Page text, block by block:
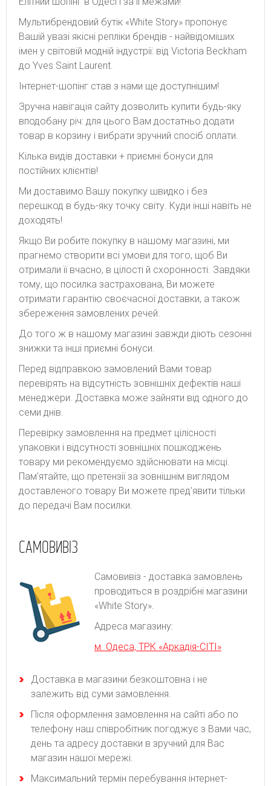
Мультибрендовий бутік «White Story» пропонує
Вашій увазі якісні репліки брендів - найвідоміших
імен у світовій модній індустрії: від Victoria Beckham
до Yves Saint Laurent.
Інтернет-шопінг став з нами ще доступнішим!
Зручна навігація сайту дозволить купити будь-яку
вподобану річ: для цього Вам достатньо додати
товар в корзину і вибрати зручний спосіб оплати.
Кілька видів доставки + приємні бонуси для
постійних клієнтів!
Ми доставимо Вашу покупку швидко і без
перешкод в будь-яку точку світу. Куди інші навіть не
доходять!
Якщо Ви робите покупку в нашому магазині, ми
прагнемо створити всі умови для того, щоб Ви
отримали її вчасно, в цілості й схоронності. Завдяки
тому, що посилка застрахована, Ви можете
отримати гарантію своєчасної доставки, а також
збереження замовлених речей.
До того ж в нашому магазині завжди діють сезонні
знижки та інші приємні бонуси.
Перед відправкою замовлений Вами товар
перевірять на відсутність зовнішніх дефектів наші
менеджери. Доставка може зайняти від одного до
семи днів.
Перевірку замовлення на предмет цілісності
упаковки і відсутності зовнішніх пошкоджень
товару ми рекомендуємо здійснювати на місці.
Пам'ятайте, що претензії за зовнішнім виглядом
доставленого товару Ви можете пред'явити тільки
до передачі Вам посилки.
САМОВИВІЗ
Самовивіз - доставка замовлень
проводиться в роздрібні магазини
«White Story».
Адреса магазину:
м. Одеса, ТРК «Аркадія-СІТІ»
Доставка в магазини безкоштовна і не
залежить від суми замовлення.
Після оформлення замовлення на сайті або по
телефону наш співробітник погоджує з Вами час,
день та адресу доставки в зручний для Вас
магазин нашої мережі.
Максимальний термін перебування інтернет-